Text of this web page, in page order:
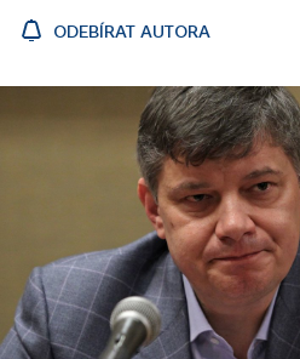
ODEBÍRAT AUTORA